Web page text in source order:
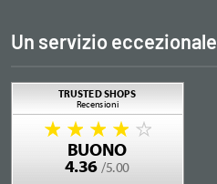
Un servizio eccezionale